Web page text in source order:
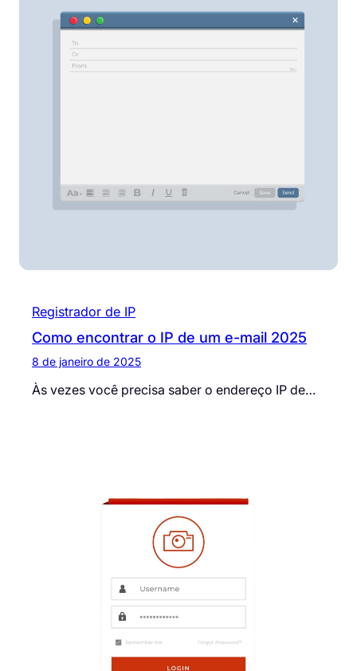
Registrador de IP
Como encontrar o IP de um e-mail 2025
8 de janeiro de 2025
Às vezes você precisa saber o endereço IP de…